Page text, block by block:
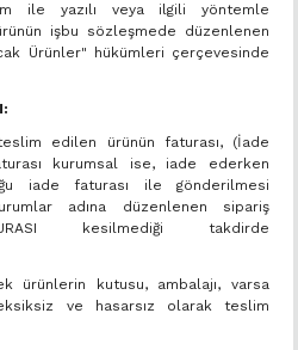
ile yazılı veya ilgili yöntemle
işbu sözleşmede düzenlenen
Ürünler" hükümleri çerçevesinde
edilen ürünün faturası, (İade
kurumsal ise, iade ederken
iade faturası ile gönderilmesi
adına düzenlenen sipariş
kesilmediği takdirde
ürünlerin kutusu, ambalajı, varsa
ve hasarsız olarak teslim